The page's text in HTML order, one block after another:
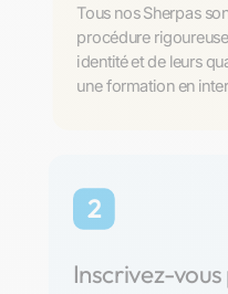
Tous nos Sherpas
procédure
identité et de leurs
une formation en
2
Inscrivez-